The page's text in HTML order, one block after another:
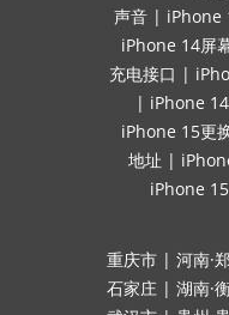
声音 | iPhone
iPhone 14屏
充电接口 |
| iPhone
iPhone 15更
地址 |
iPhone
重庆市 | 河南·
石家庄 | 湖南·